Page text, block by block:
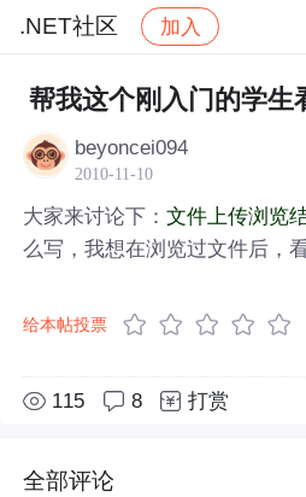
.NET社区 加入
社区 .NET社区 帖子详
帮我这个刚入门的学生
beyoncei094
2010-11-10
大家来讨论下：文件上传浏览
么写，我想在浏览过文件后，看
给本帖投票
115 8 打赏
全部评论